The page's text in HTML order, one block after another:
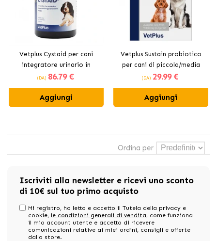
Vetplus Cystaid per cani
integratore urinario in
capsule
(DA) 86.79 €
Aggiungi
Vetplus Sustain probiotico
per cani di piccola/media
taglia
(DA) 29.99 €
Aggiungi
Ordina per
Iscriviti alla newsletter e ricevi uno sconto
di 10€ sul tuo primo acquisto
Mi registro, ho letto e accetto il Tutela della privacy e
cookie, le condizioni generali di vendita, come funziona
il mio account utente e accetto di ricevere
comunicazioni relative ai miei ordini, consigli e offerte
dallo store.